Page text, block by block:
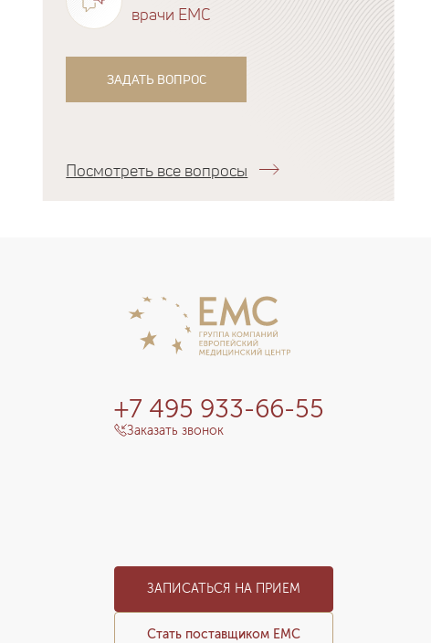
врачи EMC
ЗАДАТЬ ВОПРОС
Посмотреть все вопросы
+7 495 933-66-55
Заказать звонок
ЗАПИСАТЬСЯ НА ПРИЕМ
Стать поставщиком ЕМС